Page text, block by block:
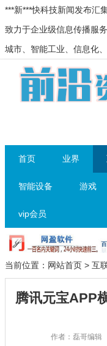
***新***快科技新闻发布汇
致力于企业级信息传播服
城市、智能工业、信息化
首页 业界
智能设备 游戏
vip会员
当前位置： 网站首页 > 互
腾讯元宝APP
作者：磊哥编辑